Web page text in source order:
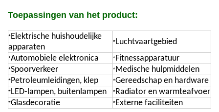
Toepassingen van het product:
*Elektrische huishoudelijke
apparaten
*Luchtvaartgebied
*Automobiele elektronica *Fitnessapparatuur
*Spoorverkeer *Medische hulpmiddelen
*Petroleumleidingen, klep *Gereedschap en hardware
*LED-lampen, buitenlampen *Radiator en warmteafvoer
*Glasdecoratie *Externe faciliteiten